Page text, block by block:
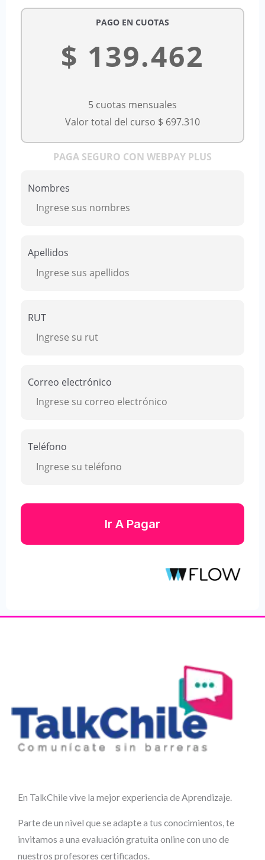
PAGO EN CUOTAS
$ 139.462
5 cuotas mensuales
Valor total del curso $ 697.310
PAGA SEGURO CON WEBPAY PLUS
Nombres
Apellidos
RUT
Correo electrónico
Teléfono
Ir A Pagar
En TalkChile vive la mejor experiencia de Aprendizaje.
Parte de un nivel que se adapte a tus conocimientos, te
invitamos a una evaluación gratuita online con uno de
nuestros profesores certificados.